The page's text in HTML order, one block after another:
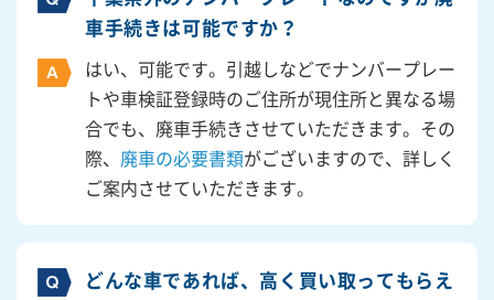
車手続きは可能ですか？
はい、可能です。引越しなどでナンバープレー
トや車検証登録時のご住所が現住所と異なる場
合でも、廃車手続きさせていただきます。その
際、 廃車の必要書類がございますので、詳しく
ご案内させていただきます。
どんな車であれば、高く買い取ってもらえ